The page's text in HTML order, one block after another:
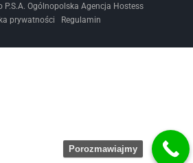
Ogólnopolska Agencja Hostess
prywatności
Regulamin
Porozmawiajmy